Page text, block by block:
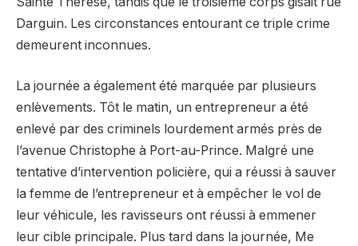
Darguin. Les circonstances entourant ce triple crime
demeurent inconnues.
La journée a également été marquée par plusieurs
enlèvements. Tôt le matin, un entrepreneur a été
enlevé par des criminels lourdement armés près de
l’avenue Christophe à Port-au-Prince. Malgré une
tentative d’intervention policière, qui a réussi à sauver
la femme de l’entrepreneur et à empêcher le vol de
leur véhicule, les ravisseurs ont réussi à emmener
leur cible principale. Plus tard dans la journée, Me